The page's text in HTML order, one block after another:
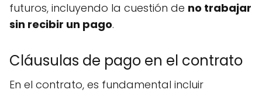
futuros, incluyendo la cuestión de no trabajar
sin recibir un pago.
Cláusulas de pago en el contrato
En el contrato, es fundamental incluir